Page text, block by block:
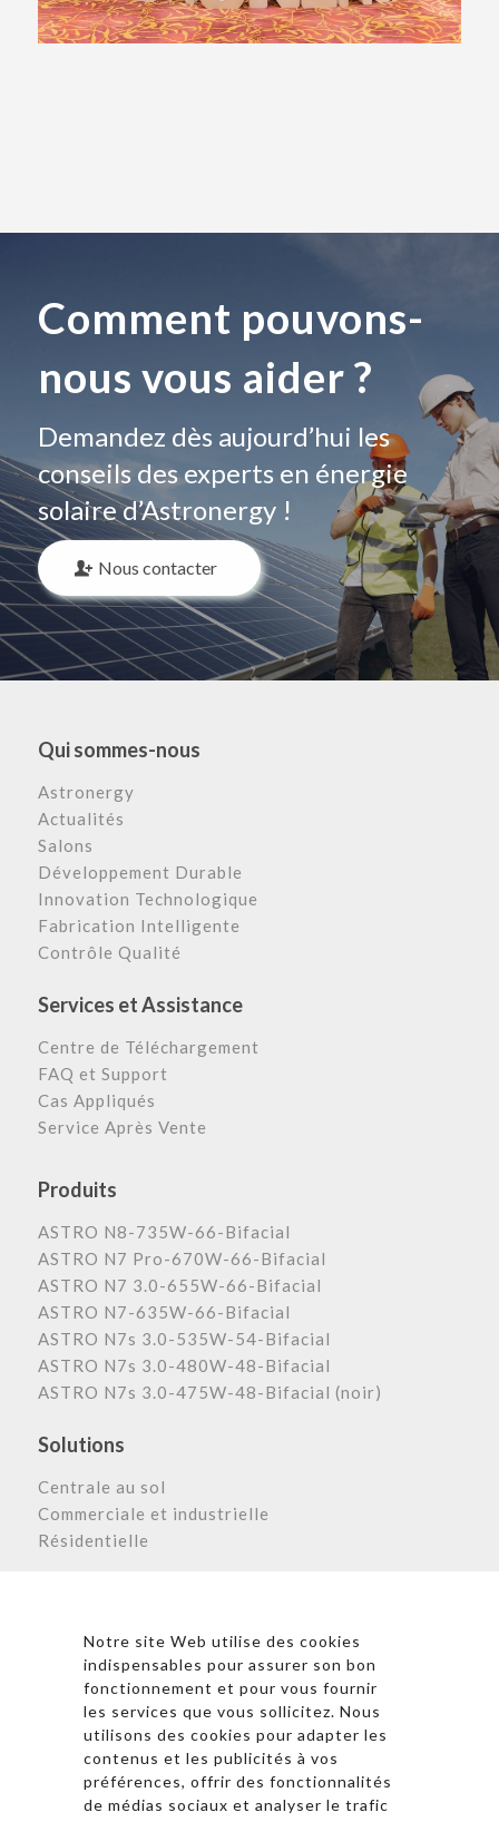
Notre site Web utilise des cookies
indispensables pour assurer son bon
fonctionnement et pour vous fournir
les services que vous sollicitez. Nous
utilisons des cookies pour adapter les
contenus et les publicités à vos
préférences, offrir des fonctionnalités
de médias sociaux et analyser le trafic
Comment pouvons-
nous vous aider ?
Demandez dès aujourd’hui les
conseils des experts en énergie
solaire d’Astronergy !
Nous contacter
Qui sommes-nous
Astronergy
Actualités
Salons
Développement Durable
Innovation Technologique
Fabrication Intelligente
Contrôle Qualité
Services et Assistance
Centre de Téléchargement
FAQ et Support
Cas Appliqués
Service Après Vente
Produits
ASTRO N8-735W-66-Bifacial
ASTRO N7 Pro-670W-66-Bifacial
ASTRO N7 3.0-655W-66-Bifacial
ASTRO N7-635W-66-Bifacial
ASTRO N7s 3.0-535W-54-Bifacial
ASTRO N7s 3.0-480W-48-Bifacial
ASTRO N7s 3.0-475W-48-Bifacial (noir)
Solutions
Centrale au sol
Commerciale et industrielle
Résidentielle
* En cliquant sur « S’inscrire », j’accepte la politique de
confidentialité et les conditions d’utilisation
d’Astronergy.